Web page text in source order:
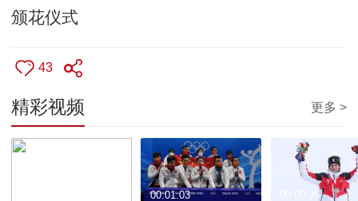
颁花仪式
43
精彩视频 更多 >
00:01:03 00:00:36